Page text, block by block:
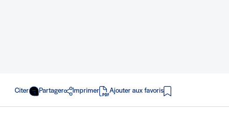
Citer Partager Imprimer
en PDF
Ajouter aux favoris